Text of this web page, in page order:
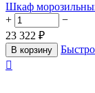
Шкаф
+
−
23 322 ₽
В корзину
